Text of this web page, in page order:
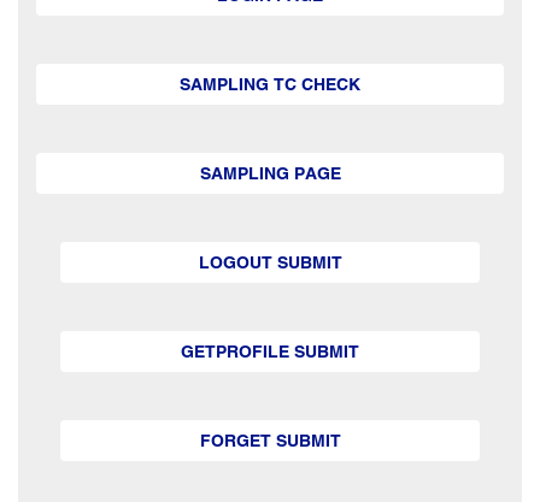
SAMPLING TC CHECK
SAMPLING PAGE
LOGOUT SUBMIT
GETPROFILE SUBMIT
FORGET SUBMIT